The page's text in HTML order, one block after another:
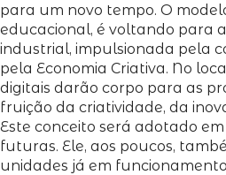
para um novo tempo. O
educacional, é voltando para
industrial, impulsionada pela
pela Economia Criativa. No
digitais darão corpo para as
fruição da criatividade, da
Este conceito será adotado
futuras. Ele, aos poucos,
unidades já em